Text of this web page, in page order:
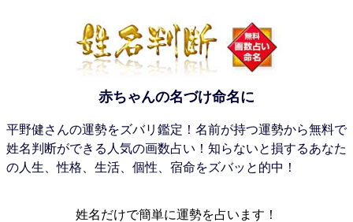
赤ちゃんの名づけ命名に
平野健さんの運勢をズバリ鑑定！名前が持つ運勢から無料で
姓名判断ができる人気の画数占い！知らないと損するあなた
の人生、性格、生活、個性、宿命をズバッと的中！
姓名だけで簡単に運勢を占います！